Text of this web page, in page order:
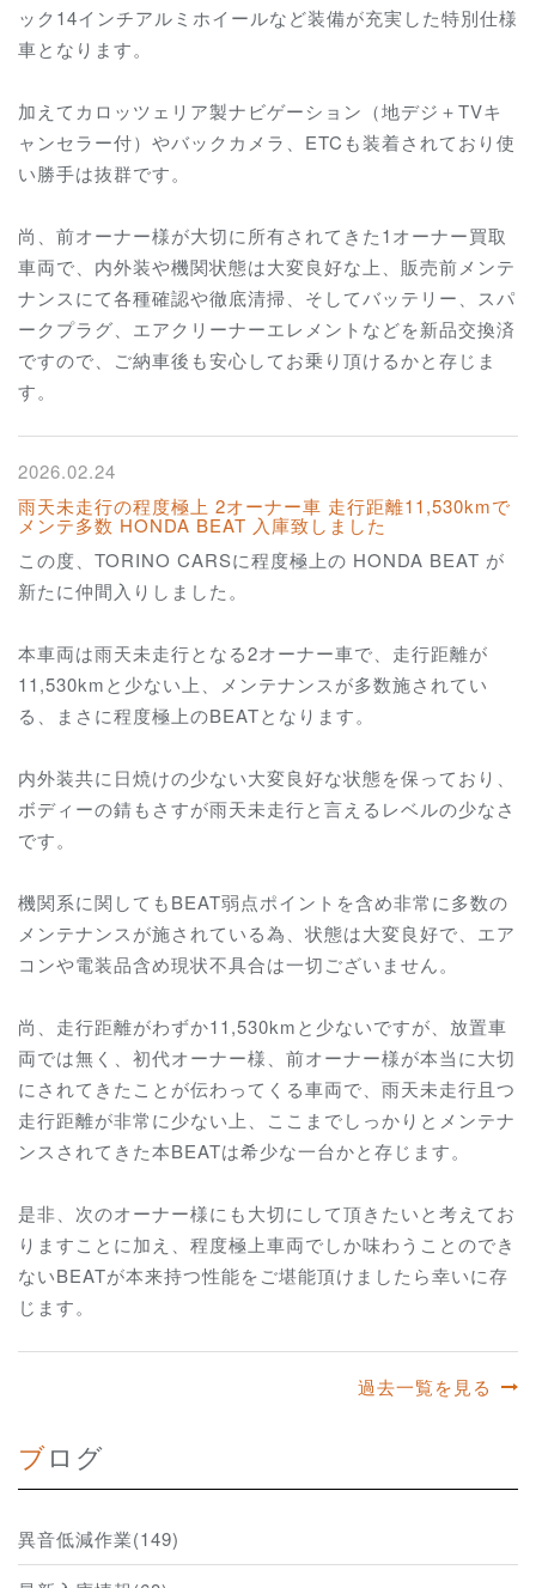
ック14インチアルミホイールなど装備が充実した特別仕様
車となります。
加えてカロッツェリア製ナビゲーション（地デジ＋TVキ
ャンセラー付）やバックカメラ、ETCも装着されており使
い勝手は抜群です。
尚、前オーナー様が大切に所有されてきた1オーナー買取
車両で、内外装や機関状態は大変良好な上、販売前メンテ
ナンスにて各種確認や徹底清掃、そしてバッテリー、スパ
ークプラグ、エアクリーナーエレメントなどを新品交換済
ですので、ご納車後も安心してお乗り頂けるかと存じま
す。
2026.02.24
雨天未走行の程度極上 2オーナー車 走行距離11,530kmで
メンテ多数 HONDA BEAT 入庫致しました
この度、TORINO CARSに程度極上の HONDA BEAT が
新たに仲間入りしました。
本車両は雨天未走行となる2オーナー車で、走行距離が
11,530kmと少ない上、メンテナンスが多数施されてい
る、まさに程度極上のBEATとなります。
内外装共に日焼けの少ない大変良好な状態を保っており、
ボディーの錆もさすが雨天未走行と言えるレベルの少なさ
です。
機関系に関してもBEAT弱点ポイントを含め非常に多数の
メンテナンスが施されている為、状態は大変良好で、エア
コンや電装品含め現状不具合は一切ございません。
尚、走行距離がわずか11,530kmと少ないですが、放置車
両では無く、初代オーナー様、前オーナー様が本当に大切
にされてきたことが伝わってくる車両で、雨天未走行且つ
走行距離が非常に少ない上、ここまでしっかりとメンテナ
ンスされてきた本BEATは希少な一台かと存じます。
是非、次のオーナー様にも大切にして頂きたいと考えてお
りますことに加え、程度極上車両でしか味わうことのでき
ないBEATが本来持つ性能をご堪能頂けましたら幸いに存
じます。
過去一覧を見る
ブログ
異音低減作業(149)